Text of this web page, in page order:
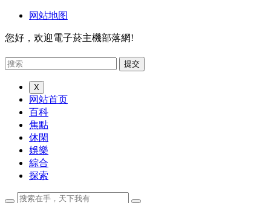
网站地图
您好，欢迎電子菸主機部落網!
X
网站首页
百科
焦點
休閑
娛樂
綜合
探索